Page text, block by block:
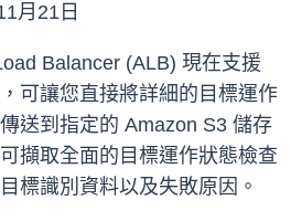
月21日
Balancer (ALB) 現在支援
可讓您直接將詳細的目標運作
送到指定的 Amazon S3 儲存
擷取全面的目標運作狀態檢查
標識別資料以及失敗原因。